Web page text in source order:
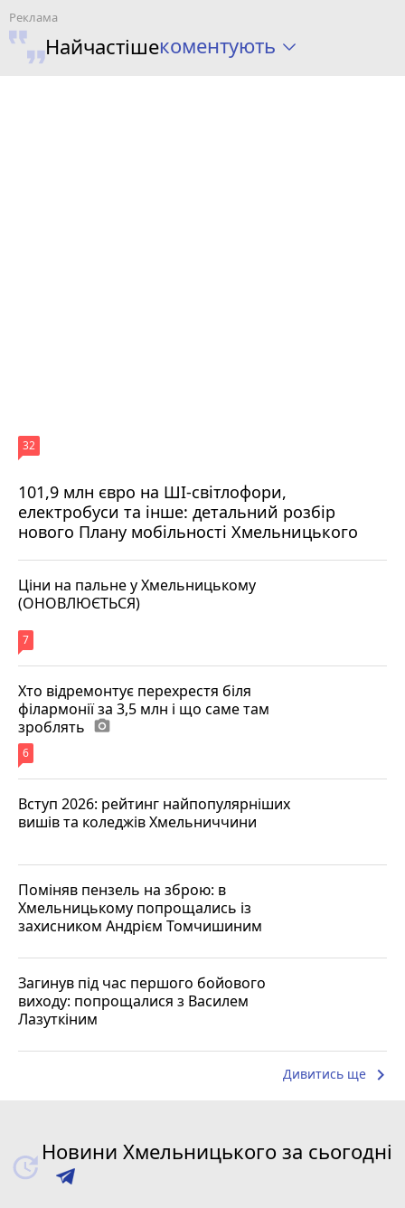
Найчастішекоментують
101,9 млн євро на ШІ-світлофори,
електробуси та інше: детальний розбір
нового Плану мобільності Хмельницького
32
Ціни на пальне у Хмельницькому
(ОНОВЛЮЄТЬСЯ)
7
Хто відремонтує перехрестя біля
філармонії за 3,5 млн і що саме там
зроблять photo_camera
6
Вступ 2026: рейтинг найпопулярніших
вишів та коледжів Хмельниччини
Поміняв пензель на зброю: в
Хмельницькому попрощались із
захисником Андрієм Томчишиним
Загинув під час першого бойового
виходу: попрощалися з Василем
Лазуткіним
Дивитись ще keyboard_arrow_right
Новини Хмельницького за сьогодні